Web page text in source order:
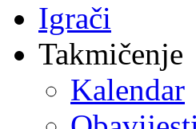
Igrači
Takmičenje
Kalendar